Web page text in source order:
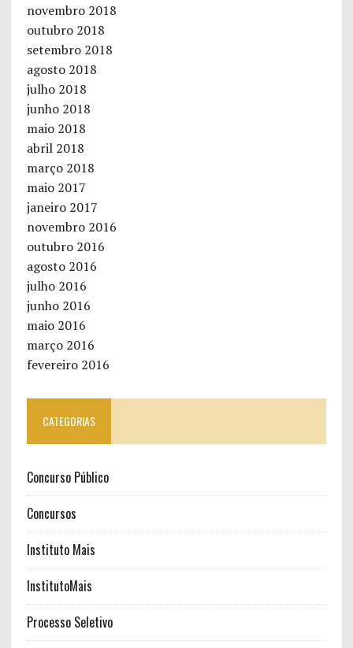
novembro 2018
outubro 2018
setembro 2018
agosto 2018
julho 2018
junho 2018
maio 2018
abril 2018
março 2018
maio 2017
janeiro 2017
novembro 2016
outubro 2016
agosto 2016
julho 2016
junho 2016
maio 2016
março 2016
fevereiro 2016
CATEGORIAS
Concurso Público
Concursos
Instituto Mais
InstitutoMais
Processo Seletivo